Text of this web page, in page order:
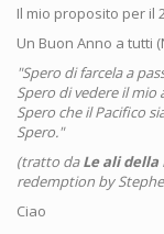
Il mio proposito per il
Un Buon Anno a tutti
"Spero di farcela a
Spero di vedere il
Spero che il Pacifico
Spero."
(tratto daLe ali
redemption by
Ciao